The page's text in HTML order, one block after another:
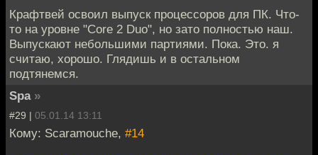
Крафтвей освоил выпуск процессоров для ПК. Что-
то на уровне "Core 2 Duo", но зато полностью наш.
Выпускают небольшими партиями. Пока. Это. я
считаю, хорошо. Глядишь и в остальном
подтянемся.
Spa »
#29 | 05.01.14 13:11
Кому: Scaramouche, #14